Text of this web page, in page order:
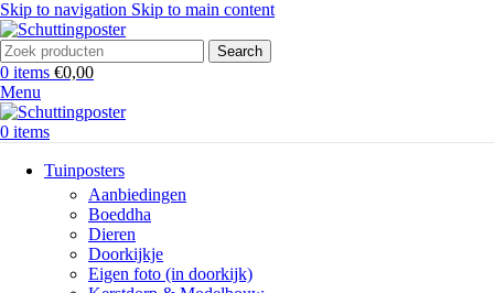
Skip to navigation Skip to main content
Search
0 items €0,00
Menu
0 items
Tuinposters
Aanbiedingen
Boeddha
Dieren
Doorkijkje
Eigen foto (in doorkijk)